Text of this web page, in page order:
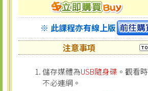
※ 此課程亦有線上版
注意事項
儲存媒體為USB隨身碟 。觀看時
不必連網。